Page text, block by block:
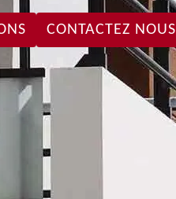
CONTACTEZ NOUS